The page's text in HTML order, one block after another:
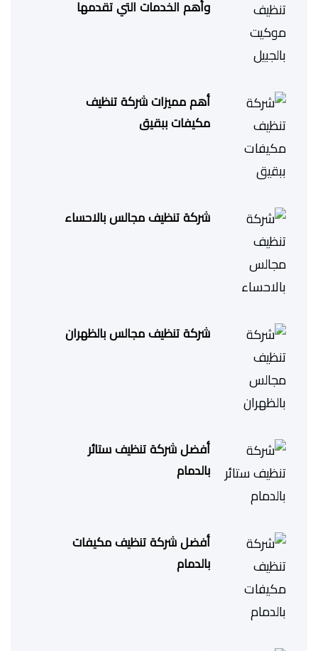
وأهم الخدمات التي تقدمها
أهم مميزات شركة تنظيف
مكيفات ببقيق
شركة تنظيف مجالس بالاحساء
شركة تنظيف مجالس بالظهران
أفضل شركة تنظيف ستائر
بالدمام
أفضل شركة تنظيف مكيفات
بالدمام